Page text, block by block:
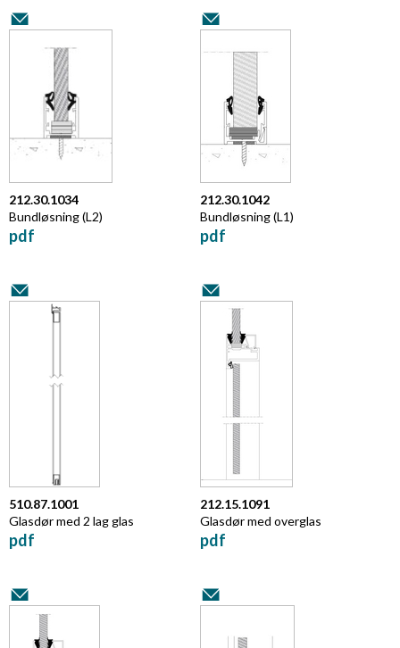
212.30.1034
Bundløsning (L2)
pdf
212.30.1042
Bundløsning (L1)
pdf
510.87.1001
Glasdør med 2 lag glas
pdf
212.15.1091
Glasdør med overglas
pdf